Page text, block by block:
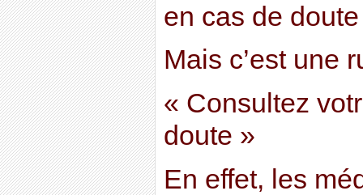
en cas de
Mais c’est une
« Consultez
doute »
En effet, les